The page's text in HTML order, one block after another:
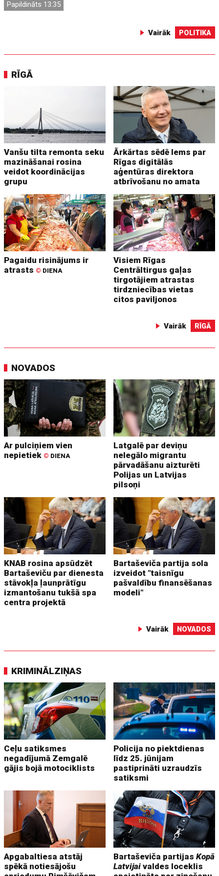
Papildināts 13:35
Vairāk POLITIKA
RĪGĀ
Vanšu tilta remonta seku
mazināšanai rosina
veidot koordinācijas
grupu
Ārkārtas sēdē lems par
Rīgas digitālās
aģentūras direktora
atbrīvošanu no amata
Pagaidu risinājums ir
atrasts © DIENA
Visiem Rīgas
Centrāltirgus gaļas
tirgotājiem atrastas
tirdzniecības vietas
citos paviljonos
Vairāk RĪGĀ
NOVADOS
Ar pulciņiem vien
nepietiek © DIENA
Latgalē par deviņu
nelegālo migrantu
pārvadāšanu aizturēti
Polijas un Latvijas
pilsoņi
KNAB rosina apsūdzēt
Bartaševiču par dienesta
stāvokļa ļaunprātīgu
izmantošanu tukšā spa
centra projektā
Bartaševiča partija sola
izveidot "taisnīgu
pašvaldību finansēšanas
modeli"
Vairāk NOVADOS
KRIMINĀLZIŅAS
Ceļu satiksmes
negadījumā Zemgalē
gājis bojā motociklists
Policija no piektdienas
līdz 25. jūnijam
pastiprināti uzraudzīs
satiksmi
Apgabaltiesa atstāj
spēkā notiesājošu
Bartaševiča partijasKopā
Latvijai valdes loceklis